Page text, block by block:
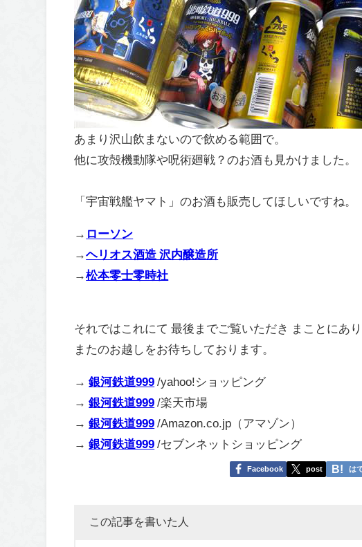
あまり沢山飲まないので飲める範囲で。
他に攻殻機動隊や呪術廻戦？のお酒も見かけました。
「宇宙戦艦ヤマト」のお酒も販売してほしいですね。
→ ローソン
→ヘリオス酒造 沢内醸造所
→松本零士零時社
それではこれにて 最後までご覧いただき まことにあ
またのお越しをお待ちしております。
→銀河鉄道999 /yahoo!ショッピング
→銀河鉄道999 /楽天市場
→銀河鉄道999 /Amazon.co.jp（アマゾン）
→銀河鉄道999 /セブンネットショッピング
Facebook post は
この記事を書いた人